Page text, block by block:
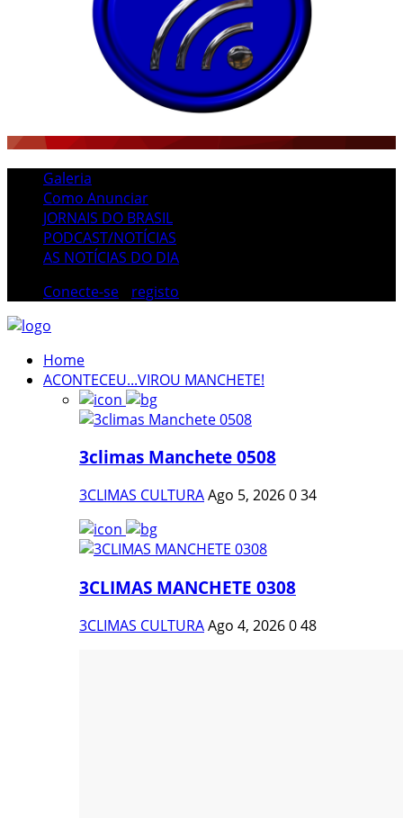
Galeria
Como Anunciar
JORNAIS DO BRASIL
PODCAST/NOTÍCIAS
AS NOTÍCIAS DO DIA
Conecte-se
registo
Home
ACONTECEU...VIROU MANCHETE!
3climas Manchete 0508
3CLIMAS CULTURAAgo 5, 2026034
3CLIMAS MANCHETE 0308
3CLIMAS CULTURAAgo 4, 2026048